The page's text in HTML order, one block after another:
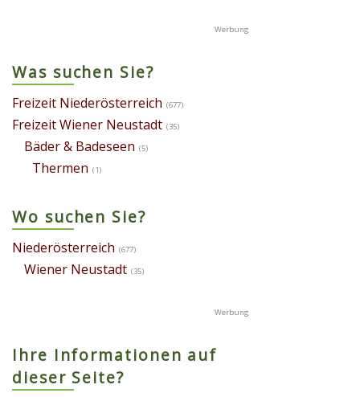
Was suchen Sie?
Freizeit Niederösterreich (677)
Freizeit Wiener Neustadt (35)
Bäder & Badeseen (5)
Thermen (1)
Wo suchen Sie?
Niederösterreich (677)
Wiener Neustadt (35)
Ihre Informationen auf
dieser Seite?